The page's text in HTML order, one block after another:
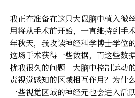
我正在准备在这只大鼠脑中植入微
用将从手术前开始，一直维持到手
年秋天，我攻读神经科学博士学位
这场手术获得一些数据，而这些数
扰我很久的问题：大脑中控制运动
责视觉感知的区域相互作用？为什
一些视觉区域的神经元也会进入活